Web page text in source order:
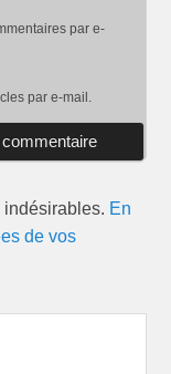
par e-
par e-mail.
En
de vos